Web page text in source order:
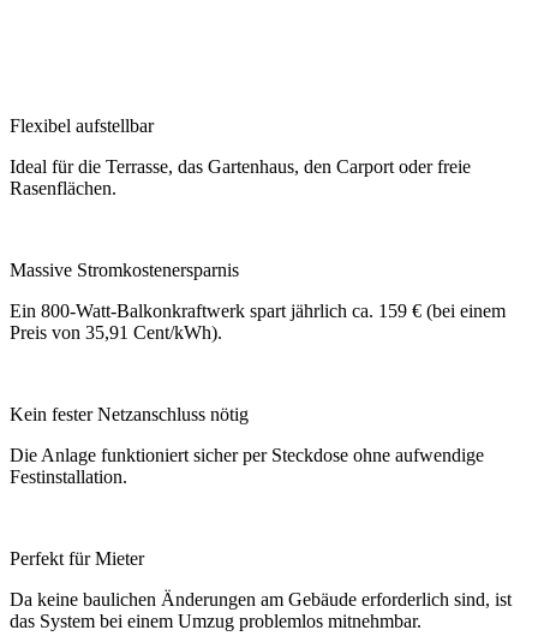
Flexibel aufstellbar
Ideal für die Terrasse, das Gartenhaus, den Carport oder freie
Rasenflächen.
Massive Stromkostenersparnis
Ein 800-Watt-Balkonkraftwerk spart jährlich ca. 159 € (bei einem
Preis von 35,91 Cent/kWh).
Kein fester Netzanschluss nötig
Die Anlage funktioniert sicher per Steckdose ohne aufwendige
Festinstallation.
Perfekt für Mieter
Da keine baulichen Änderungen am Gebäude erforderlich sind, ist
das System bei einem Umzug problemlos mitnehmbar.